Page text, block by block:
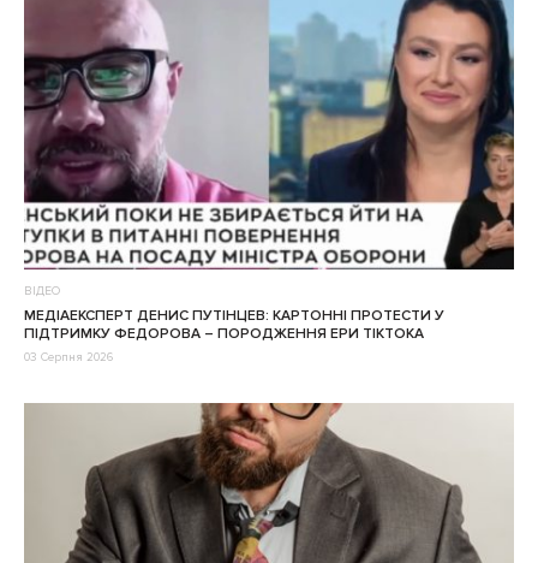
ВІДЕО
МЕДІАЕКСПЕРТ ДЕНИС ПУТІНЦЕВ: КАРТОННІ ПРОТЕСТИ У
ПІДТРИМКУ ФЕДОРОВА – ПОРОДЖЕННЯ ЕРИ ТІКТОКА
03 Серпня 2026